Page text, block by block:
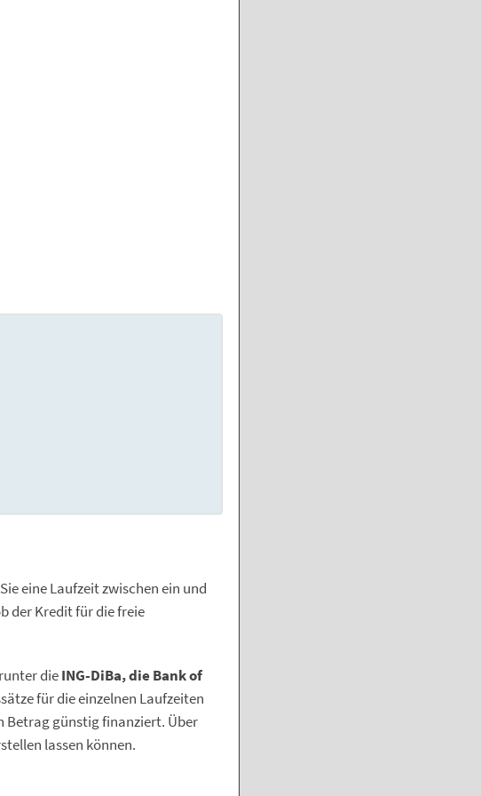
eine Laufzeit zwischen ein und
der Kredit für die freie
dieING-DiBa, die Bank of
für die einzelnen Laufzeiten
Betrag günstig finanziert. Über
lassen können.